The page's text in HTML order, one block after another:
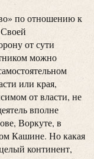
по отношению к
от сути
можно
или края,
от власти, не
вполне
Воркуте, в
Кашине. Но какая
континент,